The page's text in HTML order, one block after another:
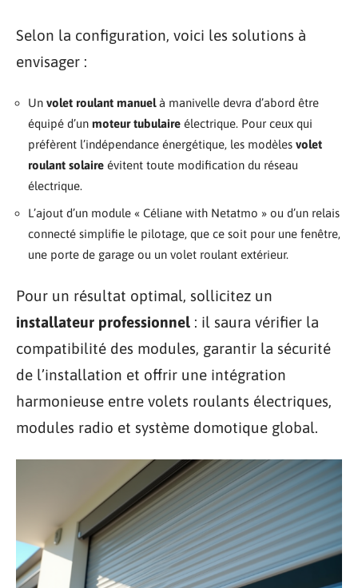
Selon la configuration, voici les solutions à
envisager :
Un volet roulant manuelà manivelle devra d’abord être
équipé d’un moteur tubulaire électrique. Pour ceux qui
préfèrent l’indépendance énergétique, les modèles volet
roulant solaire évitent toute modification du réseau
électrique.
L’ajout d’un module « Céliane with Netatmo » ou d’un relais
connecté simplifie le pilotage, que ce soit pour une fenêtre,
une porte de garage ou un volet roulant extérieur.
Pour un résultat optimal, sollicitez un
installateur professionnel : il saura vérifier la
compatibilité des modules, garantir la sécurité
de l’installation et offrir une intégration
harmonieuse entre volets roulants électriques,
modules radio et système domotique global.